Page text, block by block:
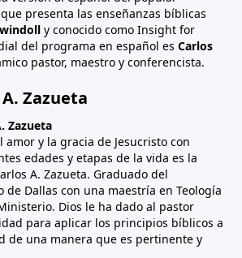
presenta las enseñanzas bíblicas
y conocido como Insight for
del programa en español es Carlos
pastor, maestro y conferencista.
Zazueta
Zazueta
y la gracia de Jesucristo con
edades y etapas de la vida es la
A. Zazueta. Graduado del
de Dallas con una maestría en Teología
Dios le ha dado al pastor
para aplicar los principios bíblicos a
de una manera que es pertinente y